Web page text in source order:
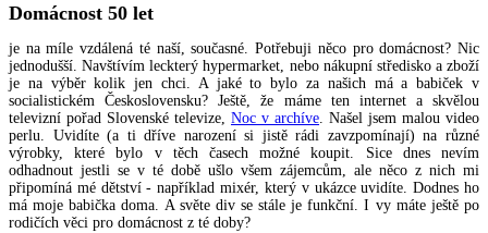
Domácnost 50 let
je na míle vzdálená té naší, současné. Potřebuji něco pro domácnost? Nic
jednodušší. Navštívím leckterý hypermarket, nebo nákupní středisko a zboží
je na výběr kolik jen chci. A jaké to bylo za našich má a babiček v
socialistickém Československu? Ještě, že máme ten internet a skvělou
televizní pořad Slovenské televize, Noc v archíve. Našel jsem malou video
perlu. Uvidíte (a ti dříve narození si jistě rádi zavzpomínají) na různé
výrobky, které bylo v těch časech možné koupit. Sice dnes nevím
odhadnout jestli se v té době ušlo všem zájemcům, ale něco z nich mi
připomíná mé dětství - například mixér, který v ukázce uvidíte. Dodnes ho
má moje babička doma. A světe div se stále je funkční. I vy máte ještě po
rodičích věci pro domácnost z té doby?